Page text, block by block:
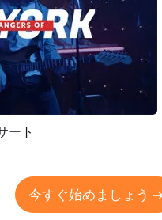
AI再生成
ート
今すぐ始めましょう